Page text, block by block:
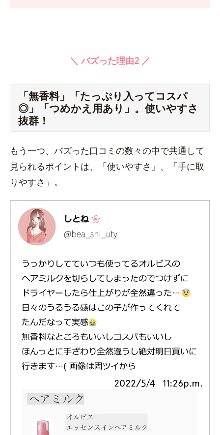
＼ バズった理由2 ／
「無香料」「たっぷり入ってコスパ
◎」「つめかえ用あり」。使いやすさ
抜群！
もう一つ、バズった口コミの数々の中で共通して
見られるポイントは、「使いやすさ」、「手に取
りやすさ」。